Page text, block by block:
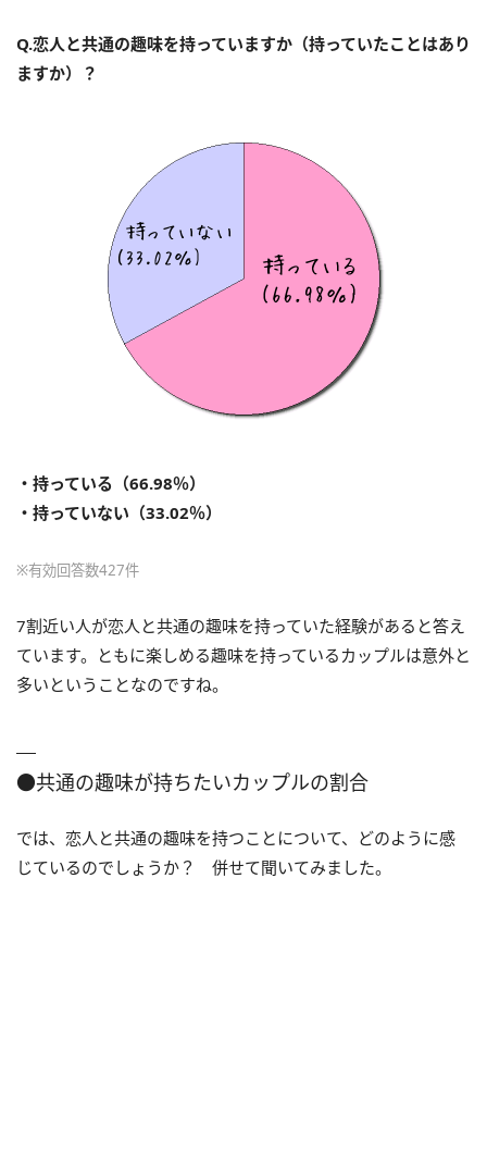
Q.恋人と共通の趣味を持っていますか（持っていたことはあり
ますか）？
・持っている（66.98％）
・持っていない（33.02％）
※有効回答数427件
7割近い人が恋人と共通の趣味を持っていた経験があると答え
ています。ともに楽しめる趣味を持っているカップルは意外と
多いということなのですね。
●共通の趣味が持ちたいカップルの割合
では、恋人と共通の趣味を持つことについて、どのように感
じているのでしょうか？ 併せて聞いてみました。